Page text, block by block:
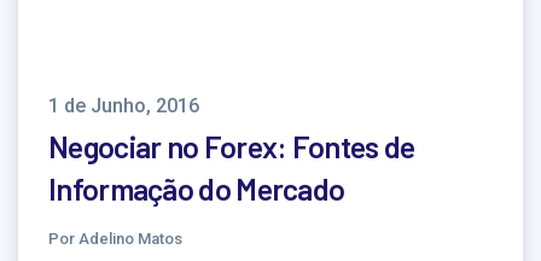
1 de Junho, 2016
Negociar no Forex: Fontes de
Informação do Mercado
Por Adelino Matos